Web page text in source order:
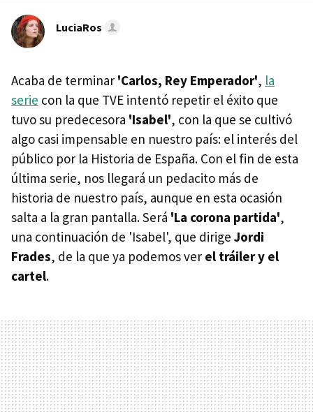
LuciaRos
Acaba de terminar 'Carlos, Rey Emperador', la
serie con la que TVE intentó repetir el éxito que
tuvo su predecesora 'Isabel', con la que se cultivó
algo casi impensable en nuestro país: el interés del
público por la Historia de España. Con el fin de esta
última serie, nos llegará un pedacito más de
historia de nuestro país, aunque en esta ocasión
salta a la gran pantalla. Será 'La corona partida',
una continuación de 'Isabel', que dirige Jordi
Frades, de la que ya podemos ver el tráiler y el
cartel.